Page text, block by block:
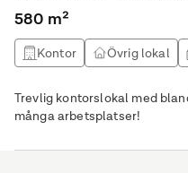
580 m²
Kontor Övrig lokal
Trevlig kontorslokal med
många arbetsplatser!